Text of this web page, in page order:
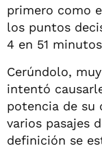
primero como
los puntos
4 en 51
Cerúndolo,
intentó
potencia de su
varios pasajes
definición se